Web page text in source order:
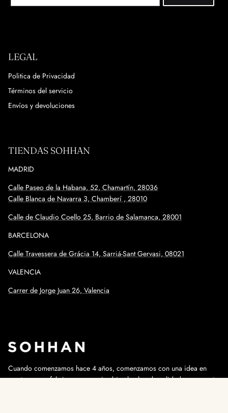
LEGAL
Politica de Privacidad
Términos del servicio
Envíos y devoluciones
TIENDAS SOHHAN
MADRID
Calle Paseo de la Habana, 52, Chamartín, 28036
Calle Blanca de Navarra 3, Chamberí , 28010
Calle de Claudio Coello 25, Barrio de Salamanca, 28001
BARCELONA
Calle Travessera de Grácia 14, Sarriá-Sant Gervasi, 08021
VALENCIA
Carrer de Jorge Juan 26, Valencia
Cuando comenzamos hace 4 años, comenzamos con una idea en
mente que es fabricar una camisa bien hecha, de calidad y que gente